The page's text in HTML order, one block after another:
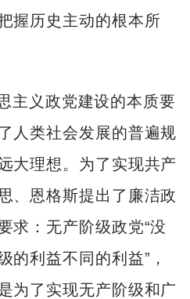
握历史主动的根本所
主义政党建设的本质要
人类社会发展的普遍规
大理想。为了实现共产
、恩格斯提出了廉洁政
求：无产阶级政党“没
的利益不同的利益”，
为了实现无产阶级和广